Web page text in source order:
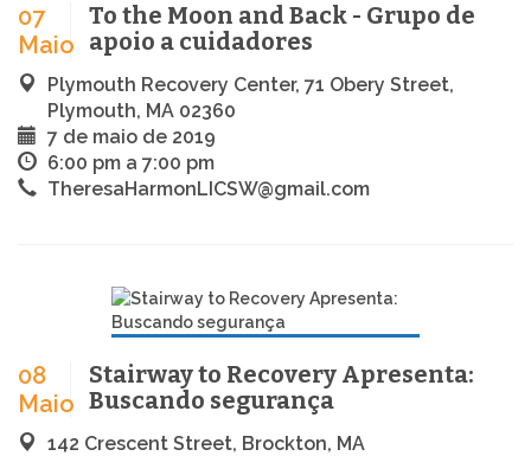
07
Maio
To the Moon and Back - Grupo de
apoio a cuidadores
Plymouth Recovery Center, 71 Obery Street,
Plymouth, MA 02360
7 de maio de 2019
6:00 pm a 7:00 pm
TheresaHarmonLICSW@gmail.com
08
Maio
Stairway to Recovery Apresenta:
Buscando segurança
142 Crescent Street, Brockton, MA